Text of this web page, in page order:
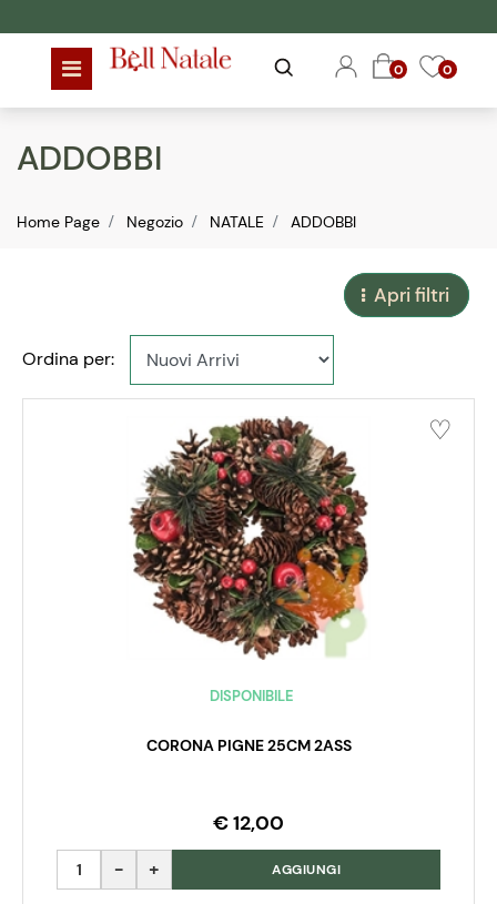
Open menu Open
0 Open
0
ADDOBBI
Home Page Negozio NATALE ADDOBBI
Apri filtri
Ordina per:
DISPONIBILE
CORONA PIGNE 25CM 2ASS
€ 12,00
Quantità AGGIUNGI